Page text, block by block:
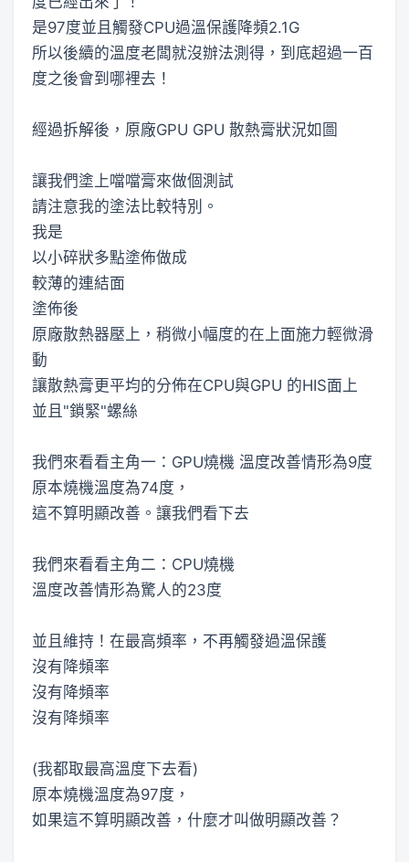
是97度並且觸發CPU過溫保護降頻2.1G
所以後續的溫度老闆就沒辦法測得，到底超過一百
度之後會到哪裡去！
經過拆解後，原廠GPU GPU 散熱膏狀況如圖
讓我們塗上噹噹膏來做個測試
請注意我的塗法比較特別。
我是
以小碎狀多點塗佈做成
較薄的連結面
塗佈後
原廠散熱器壓上，稍微小幅度的在上面施力輕微滑
動
讓散熱膏更平均的分佈在CPU與GPU 的HIS面上
並且"鎖緊"螺絲
我們來看看主角一：GPU燒機 溫度改善情形為9度
原本燒機溫度為74度，
這不算明顯改善。讓我們看下去
我們來看看主角二：CPU燒機
溫度改善情形為驚人的23度
並且維持！在最高頻率，不再觸發過溫保護
沒有降頻率
沒有降頻率
沒有降頻率
(我都取最高溫度下去看)
原本燒機溫度為97度，
如果這不算明顯改善，什麼才叫做明顯改善？